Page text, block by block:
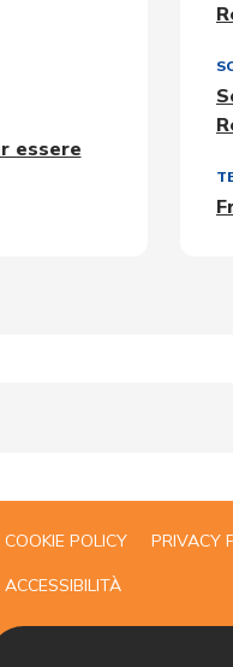
essere
COOKIE POLICY PRIVACY
ACCESSIBILITÀ